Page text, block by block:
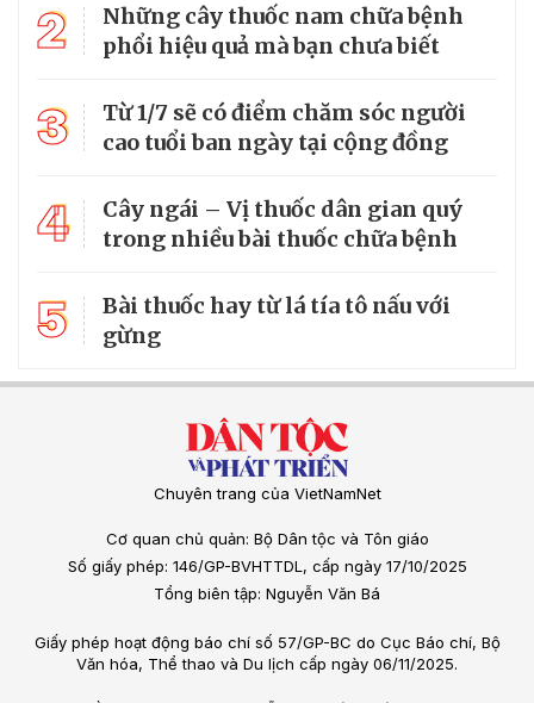
2
Những cây thuốc nam chữa bệnh
phổi hiệu quả mà bạn chưa biết
3
Từ 1/7 sẽ có điểm chăm sóc người
cao tuổi ban ngày tại cộng đồng
4
Cây ngái – Vị thuốc dân gian quý
trong nhiều bài thuốc chữa bệnh
5
Bài thuốc hay từ lá tía tô nấu với
gừng
Chuyên trang của VietNamNet
Cơ quan chủ quản: Bộ Dân tộc và Tôn giáo
Số giấy phép: 146/GP-BVHTTDL, cấp ngày 17/10/2025
Tổng biên tập: Nguyễn Văn Bá
Giấy phép hoạt động báo chí số 57/GP-BC do Cục Báo chí, Bộ
Văn hóa, Thể thao và Du lịch cấp ngày 06/11/2025.